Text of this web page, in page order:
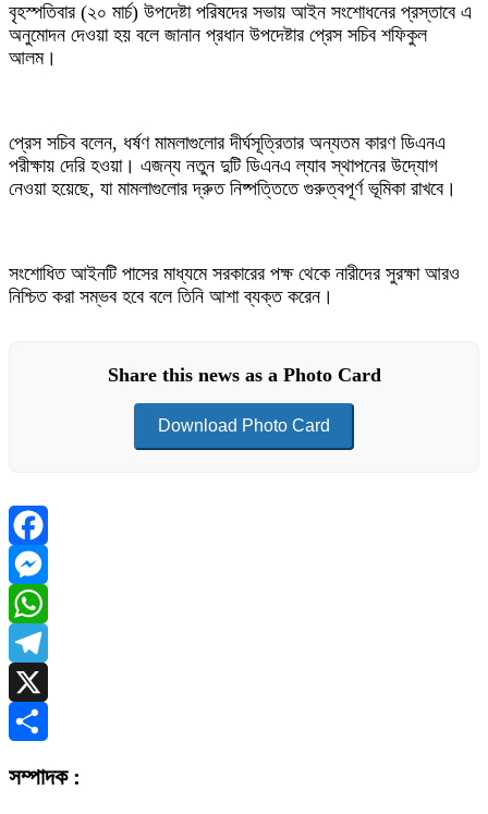
বৃহস্পতিবার (২০ মার্চ) উপদেষ্টা পরিষদের সভায় আইন সংশোধনের প্রস্তাবে এ
অনুমোদন দেওয়া হয় বলে জানান প্রধান উপদেষ্টার প্রেস সচিব শফিকুল
আলম।
প্রেস সচিব বলেন, ধর্ষণ মামলাগুলোর দীর্ঘসূত্রিতার অন্যতম কারণ ডিএনএ
পরীক্ষায় দেরি হওয়া। এজন্য নতুন দুটি ডিএনএ ল্যাব স্থাপনের উদ্যোগ
নেওয়া হয়েছে, যা মামলাগুলোর দ্রুত নিষ্পত্তিতে গুরুত্বপূর্ণ ভূমিকা রাখবে।
সংশোধিত আইনটি পাসের মাধ্যমে সরকারের পক্ষ থেকে নারীদের সুরক্ষা আরও
নিশ্চিত করা সম্ভব হবে বলে তিনি আশা ব্যক্ত করেন।
Share this news as a Photo Card
Download Photo Card
Facebook
Messenger
WhatsApp
Telegram
X
সম্পাদক :